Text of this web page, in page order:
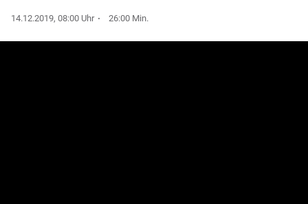
14.12.2019, 08:00 Uhr 26:00 Min.